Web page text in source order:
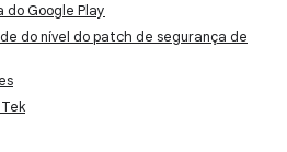
Google Play
do nível do patch de segurança de